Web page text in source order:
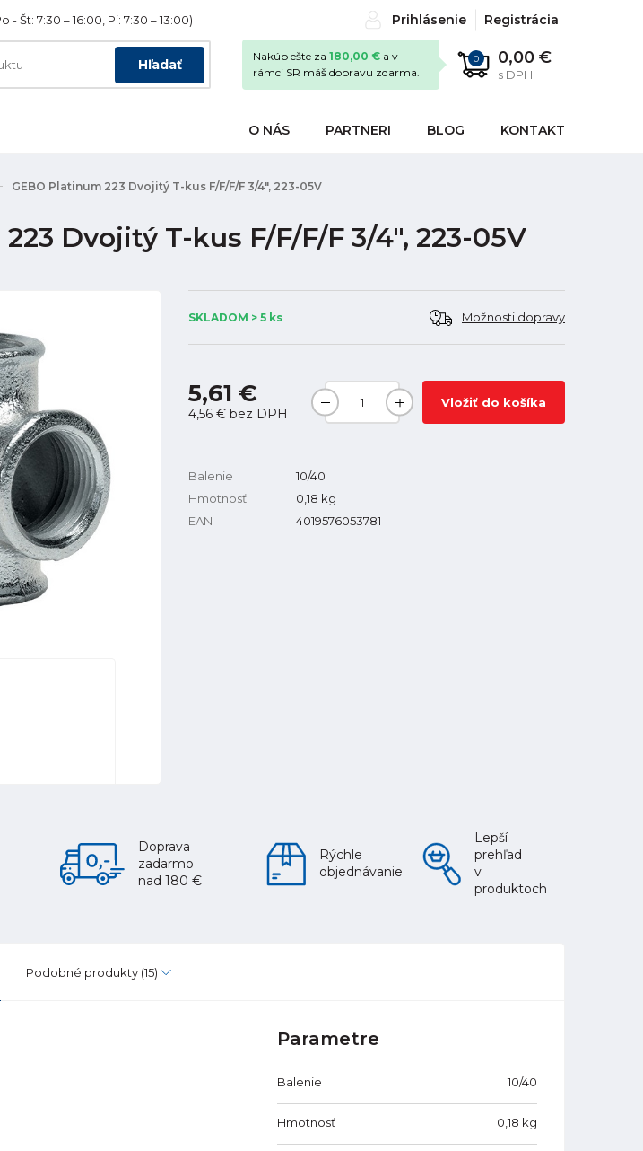
- Št: 7:30 – 16:00, Pi: 7:30 – 13:00) Prihlásenie Registrácia
Hľadať 0 0,00 €
s DPH
Nakúp ešte za 180,00 € a v
rámci SR máš dopravu zdarma.
O NÁS PARTNERI BLOG KONTAKT
GEBO Platinum 223 Dvojitý T-kus F/F/F/F 3/4", 223-05V
Dvojitý T-kus F/F/F/F 3/4", 223-05V
SKLADOM > 5 ks Možnosti dopravy
5,61 €
4,56 € bez DPH
Vložiť do košíka
Balenie
10/40
Hmotnosť
0,18 kg
EAN
4019576053781
Doprava
zadarmo
nad 180 €
Rýchle
objednávanie
Lepší
prehľad
v
produktoch
Podobné produkty (15)
Parametre
Balenie 10/40
Hmotnosť 0,18 kg